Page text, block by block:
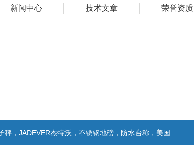
新闻中心 技术文章 荣誉资质
杰特沃，不锈钢地磅，防水台称，美国双杰天平，报警电子称